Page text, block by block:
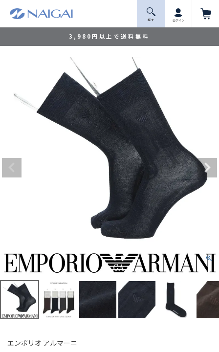
3,980円以上で送料無料
探 す ログイン
エンポリオ アルマーニ